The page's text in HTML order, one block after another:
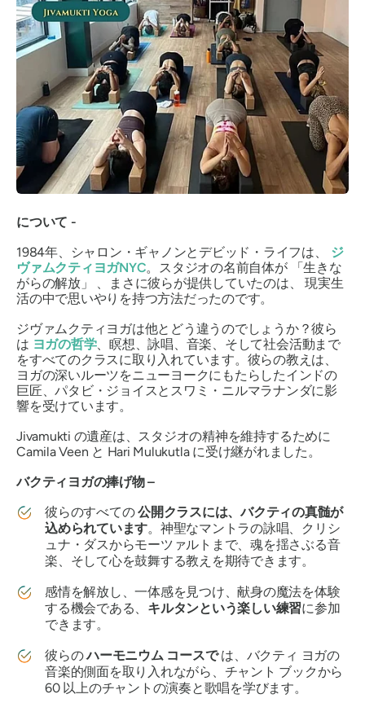
について -
1984年、シャロン・ギャノンとデビッド・ライフは、 ジ
ヴァムクティヨガNYC。スタジオの名前自体が
「生きな
がらの解放」
、まさに彼らが提供していたのは、現実生
活の中で思いやりを持つ方法だったのです。
ジヴァムクティヨガは他とどう違うのでしょうか？彼ら
は ヨガの哲学、瞑想、詠唱、音楽、そして社会活動まで
をすべてのクラスに取り入れています。彼らの教えは、
ヨガの深いルーツをニューヨークにもたらしたインドの
巨匠、パタビ・ジョイスとスワミ・ニルマラナンダに影
響を受けています。
Jivamukti の遺産は、スタジオの精神を維持するために
Camila Veen と Hari Mulukutla に受け継がれました。
バクティヨガの捧げ物 –
彼らのすべての公開クラスには、バクティの真髄が
込められています。神聖なマントラの詠唱、クリシ
ュナ・ダスからモーツァルトまで、魂を揺さぶる音
楽、そして心を鼓舞する教えを期待できます。
感情を解放し、一体感を見つけ、献身の魔法を体験
する機会である、 キルタンという楽しい練習に参加
できます。
彼らのハーモニウム コースでは、バクティ ヨガの
音楽的側面を取り入れながら、チャント ブックから
60 以上のチャントの演奏と歌唱を学びます。